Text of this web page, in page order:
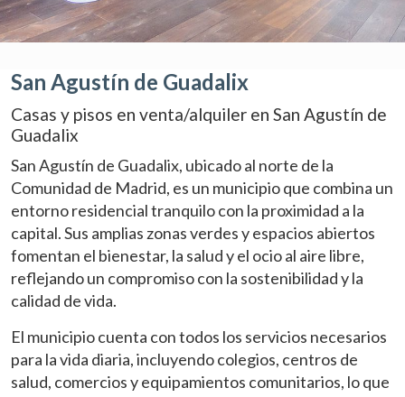
San Agustín de Guadalix
Casas y pisos en venta/alquiler en San Agustín de
Guadalix
San Agustín de Guadalix, ubicado al norte de la
Comunidad de Madrid, es un municipio que combina un
entorno residencial tranquilo con la proximidad a la
capital. Sus amplias zonas verdes y espacios abiertos
fomentan el bienestar, la salud y el ocio al aire libre,
reflejando un compromiso con la sostenibilidad y la
calidad de vida.
El municipio cuenta con todos los servicios necesarios
para la vida diaria, incluyendo colegios, centros de
salud, comercios y equipamientos comunitarios, lo que